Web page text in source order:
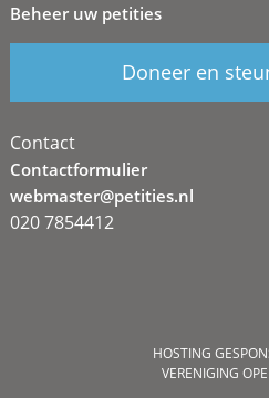
Beheer uw petities
Doneer en
Contact
Contactformulier
webmaster@petities.nl
020 7854412
HOSTING
VERENIGING